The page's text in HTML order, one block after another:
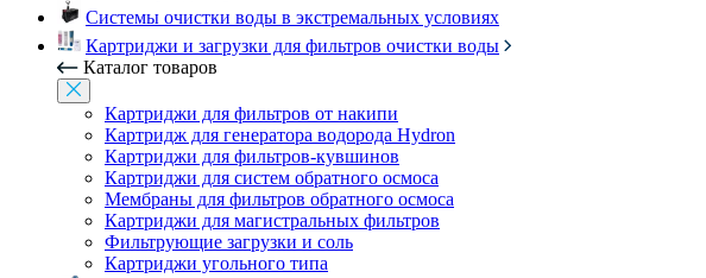
Системы очистки воды в экстремальных условиях
Картриджи и загрузки для фильтров очистки воды
Каталог товаров
Картриджи для фильтров от накипи
Картридж для генератора водорода Hydron
Картриджи для фильтров-кувшинов
Картриджи для систем обратного осмоса
Мембраны для фильтров обратного осмоса
Картриджи для магистральных фильтров
Фильтрующие загрузки и соль
Картриджи угольного типа